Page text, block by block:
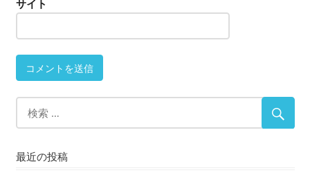
サイト
最近の投稿